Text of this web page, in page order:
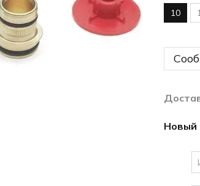
10
Новый